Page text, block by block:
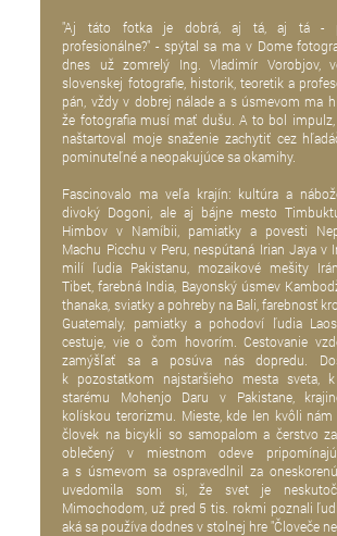
"Aj táto fotka je dobrá, aj tá, aj tá -
profesionálne?" - spýtal sa ma v Dome
dnes už zomrelý Ing. Vladimír Vorobjov,
slovenskej fotografie, historik, teoretik a
pán, vždy v dobrej nálade a s úsmevom ma
že fotografia musí mať dušu. A to bol
naštartoval moje snaženie zachytiť cez
pominuteľné a neopakujúce sa okamihy.
Fascinovalo ma veľa krajín: kultúra a
divoký Dogoni, ale aj bájne mesto
Himbov v Namíbii, pamiatky a povesti
Machu Picchu v Peru, nespútaná Irian Jaya v
milí ľudia Pakistanu, mozaikové mešity
Tibet, farebná India, Bayonský úsmev
thanaka, sviatky a pohreby na Bali, farebnosť
Guatemaly, pamiatky a pohodoví ľudia
cestuje, vie o čom hovorím. Cestovanie
zamýšľať sa a posúva nás dopredu.
k pozostatkom najstaršieho mesta sveta,
starému Mohenjo Daru v Pakistane,
kolískou terorizmu. Mieste, kde len kvôli
človek na bicykli so samopalom a čerstvo
oblečený v miestnom odeve
a s úsmevom sa ospravedlnil za
uvedomila som si, že svet je
Mimochodom, už pred 5 tis. rokmi poznali
aká sa používa dodnes v stolnej hre "Človeče